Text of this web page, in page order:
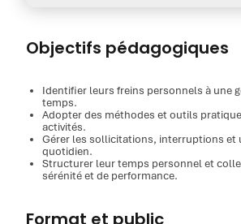
Objectifs pédagogiques
Identifier leurs freins personnels à une
temps.
Adopter des méthodes et outils
activités.
Gérer les sollicitations, interruptions et
quotidien.
Structurer leur temps personnel et
sérénité et de performance.
Format et public